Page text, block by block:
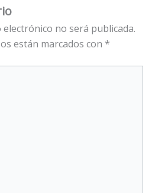
no será publicada.
están marcados con *